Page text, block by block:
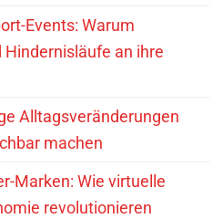
Events: Warum
an ihre
Alltagsveränderungen
machen
Marken: Wie virtuelle
revolutionieren